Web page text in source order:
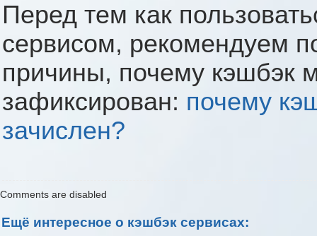
Перед тем как
сервисом, рекомендуем
причины, почему кэшбэк
зафиксирован: почему
зачислен?
Comments are disabled
Ещё интересное о кэшбэк сервисах: